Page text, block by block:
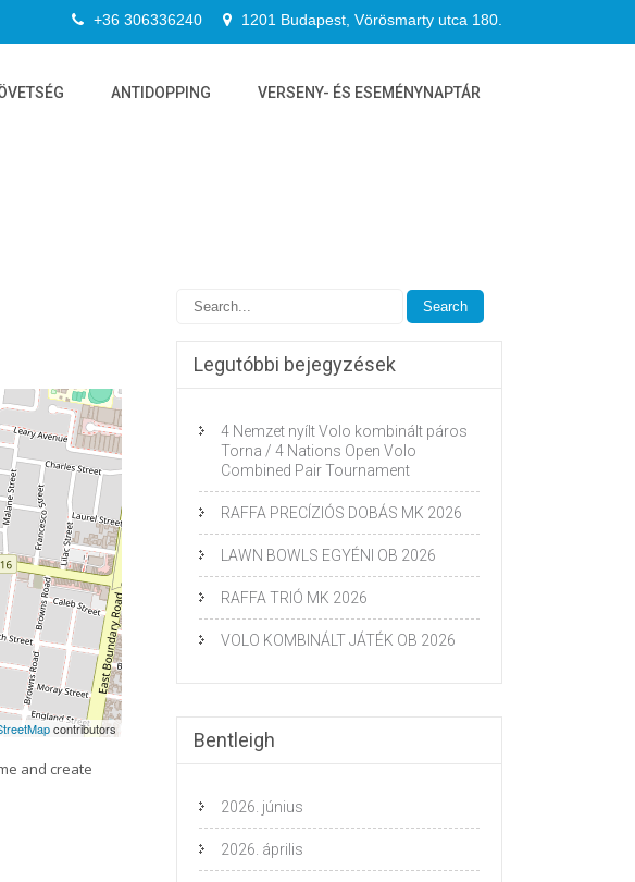
+36 306336240 1201 Budapest, Vörösmarty utca 180.
ANTIDOPPING VERSENY- ÉS ESEMÉNYNAPTÁR
contributors
and create
Legutóbbi bejegyzések
4 Nemzet nyílt Volo kombinált páros
Torna / 4 Nations Open Volo
Combined Pair Tournament
RAFFA PRECÍZIÓS DOBÁS MK 2026
LAWN BOWLS EGYÉNI OB 2026
RAFFA TRIÓ MK 2026
VOLO KOMBINÁLT JÁTÉK OB 2026
Bentleigh
2026. június
2026. április